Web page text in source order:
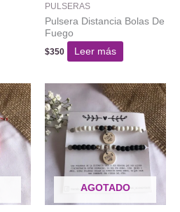
PULSERAS
Pulsera Distancia Bolas De
Fuego
$350 Leer más
AGOTADO